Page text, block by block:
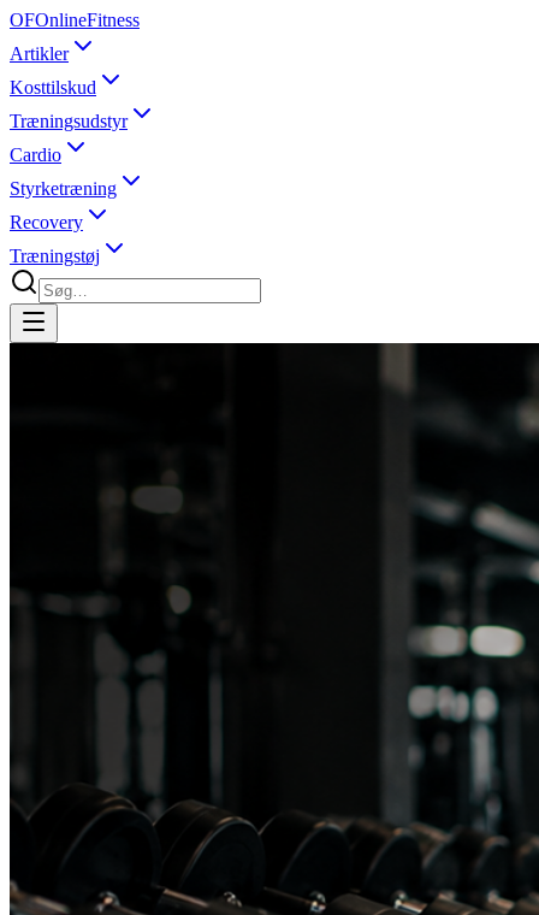
OFOnlineFitness
Artikler
Kosttilskud
Træningsudstyr
Cardio
Styrketræning
Recovery
Træningstøj